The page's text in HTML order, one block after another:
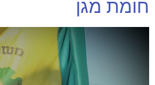
חומת מגן